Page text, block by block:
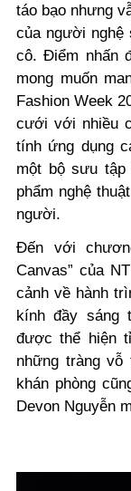
táo bạo nhưng
của người nghệ
cô. Điểm nhấn
mong muốn
Fashion Week
cưới với nhiều
tính ứng dụng
một bộ sưu
phẩm nghệ
người.
Đến với
Canvas” của
cảnh về hành
kính đầy sáng
được thể hiện
những tràng
khán phòng
Devon Nguyễn